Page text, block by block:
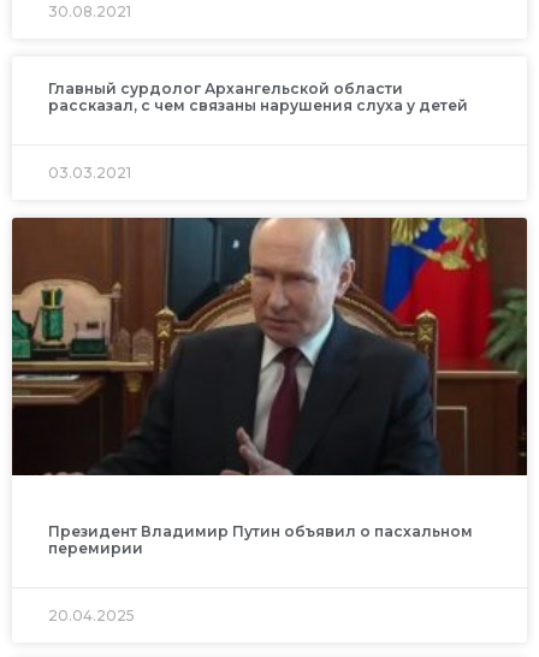
30.08.2021
Главный сурдолог Архангельской области
рассказал, с чем связаны нарушения слуха у детей
03.03.2021
Президент Владимир Путин объявил о пасхальном
перемирии
20.04.2025